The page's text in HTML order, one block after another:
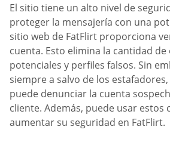
El sitio tiene un alto nivel de
proteger la mensajería con una
sitio web de FatFlirt proporciona
cuenta. Esto elimina la cantidad
potenciales y perfiles falsos. Sin
siempre a salvo de los
puede denunciar la cuenta
cliente. Además, puede usar estos
aumentar su seguridad en FatFlirt.